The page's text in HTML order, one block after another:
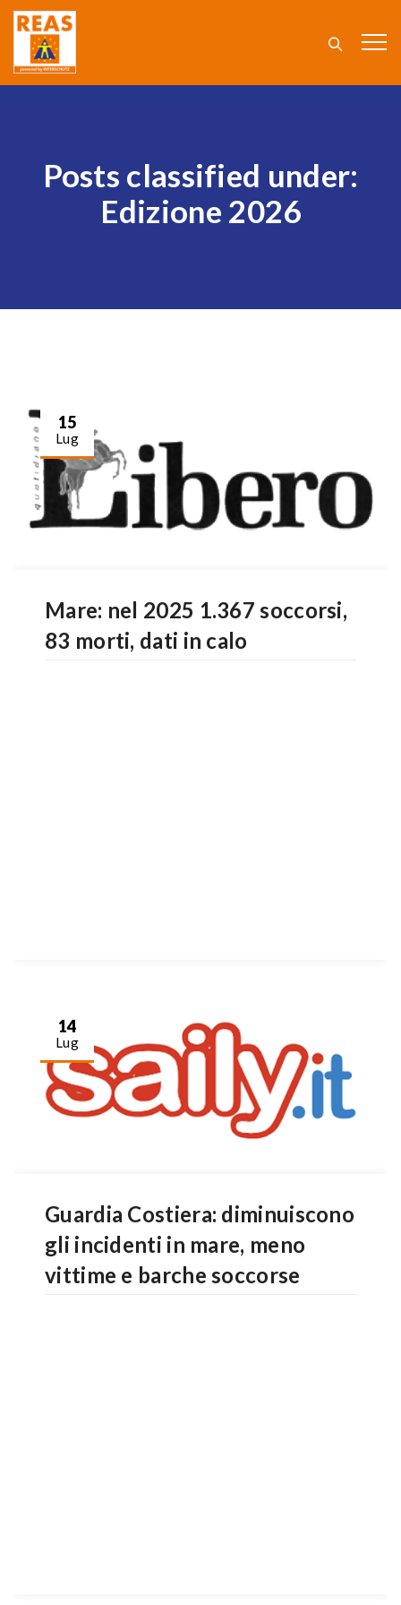
Posts classified under:
Edizione 2026
15
Lug
Mare: nel 2025 1.367 soccorsi,
83 morti, dati in calo
14
Lug
Guardia Costiera: diminuiscono
gli incidenti in mare, meno
vittime e barche soccorse